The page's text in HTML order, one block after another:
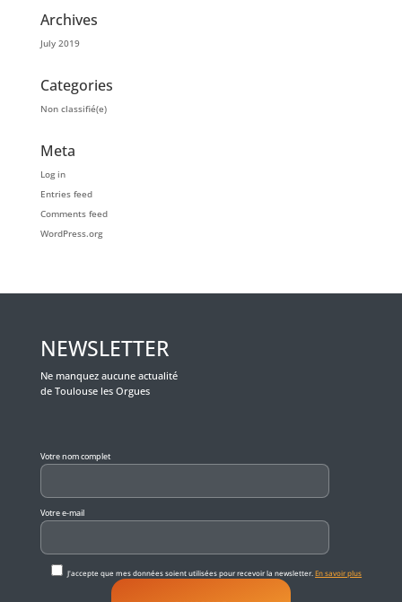
Archives
July 2019
Categories
Non classifié(e)
Meta
Log in
Entries feed
Comments feed
WordPress.org
NEWSLETTER
Ne manquez aucune actualité
de Toulouse les Orgues
Votre nom complet
Votre e-mail
J'accepte que mes données soient utilisées pour recevoir la newsletter.En savoir plus